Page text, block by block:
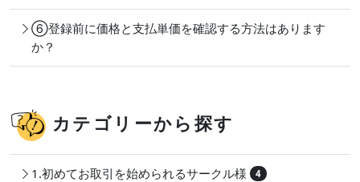
⑥登録前に価格と支払単価を確認する方法はあります
か？
カテゴリーから探す
1.初めてお取引を始められるサークル様 4